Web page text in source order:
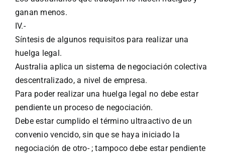
ganan menos.
IV.-
Síntesis de algunos requisitos para realizar una
huelga legal.
Australia aplica un sistema de negociación colectiva
descentralizado, a nivel de empresa.
Para poder realizar una huelga legal no debe estar
pendiente un proceso de negociación.
Debe estar cumplido el término ultraactivo de un
convenio vencido, sin que se haya iniciado la
negociación de otro- ; tampoco debe estar pendiente